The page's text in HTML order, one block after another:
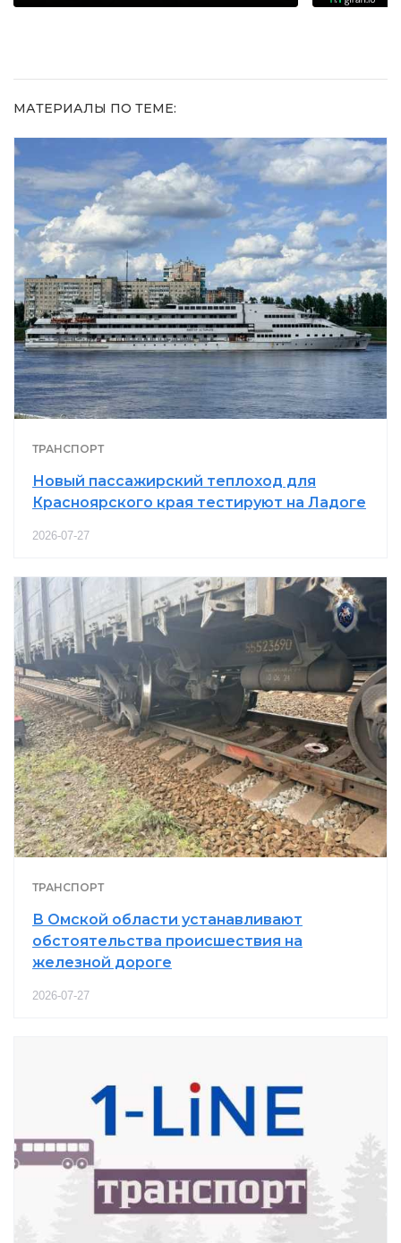
МАТЕРИАЛЫ ПО ТЕМЕ:
ТРАНСПОРТ
Новый пассажирский теплоход для
Красноярского края тестируют на Ладоге
2026-07-27
ТРАНСПОРТ
В Омской области устанавливают
обстоятельства происшествия на
железной дороге
2026-07-27